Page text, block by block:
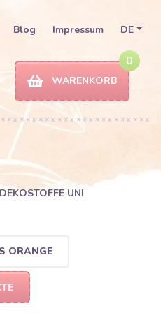
Blog Impressum DE
0
WARENKORB
UNI
ORANGE